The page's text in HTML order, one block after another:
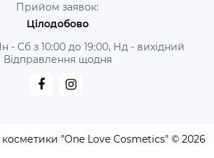
Прийом заявок:
Цілодобово
- Сб з 10:00 до 19:00, Нд - вихідний
Відправлення щодня
косметики "One Love Cosmetics" © 2026